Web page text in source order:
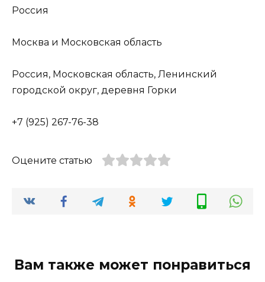
Россия
Москва и Московская область
Россия, Московская область, Ленинский
городской округ, деревня Горки
+7 (925) 267-76-38
Оцените статью
Вам также может понравиться